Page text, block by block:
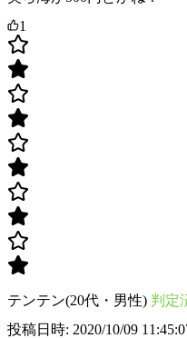
1
テンテン(20代・男性) 判定
投稿日時: 2020/10/09